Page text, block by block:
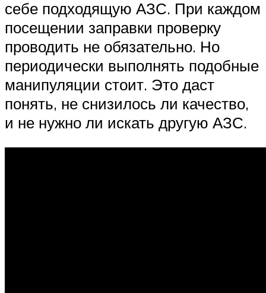
себе подходящую АЗС. При каждом
посещении заправки проверку
проводить не обязательно. Но
периодически выполнять подобные
манипуляции стоит. Это даст
понять, не снизилось ли качество,
и не нужно ли искать другую АЗС.